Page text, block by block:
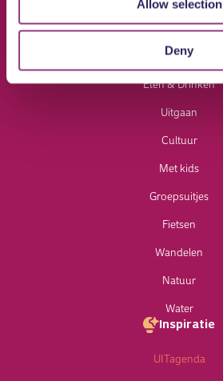
Allow selection
Deny
Doen
Winkelen
Eten & Drinken
Uitgaan
Cultuur
Met kids
Groepsuitjes
Fietsen
Wandelen
Natuur
Water
Inspiratie
UITagenda